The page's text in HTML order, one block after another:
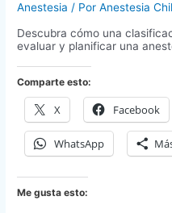
Anestesia / PorAnestesia
Descubra cómo una
evaluar y planificar una
Comparte esto:
X Facebook
WhatsApp
Me gusta esto: